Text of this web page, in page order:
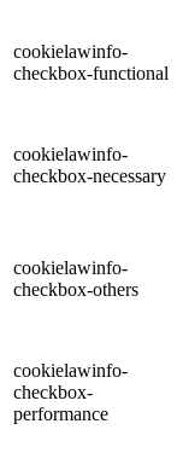
cookielawinfo-
checkbox-functional
cookielawinfo-
checkbox-necessary
cookielawinfo-
checkbox-others
cookielawinfo-
checkbox-
performance